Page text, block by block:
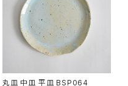
丸皿 中皿 平皿 BSP064